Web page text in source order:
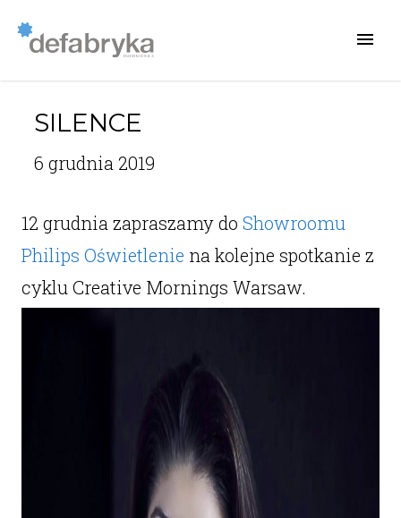
SILENCE
6 grudnia 2019
12 grudnia zapraszamy do Showroomu
Philips Oświetlenie na kolejne spotkanie z
cyklu Creative Mornings Warsaw.